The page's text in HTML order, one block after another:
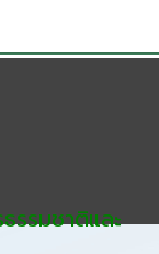
รรมชาติและ